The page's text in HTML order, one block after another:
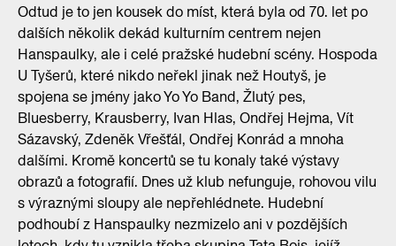
Odtud je to jen kousek do míst, která byla od 70. let po
dalších několik dekád kulturním centrem nejen
Hanspaulky, ale i celé pražské hudební scény. Hospoda
U Tyšerů, které nikdo neřekl jinak než Houtyš, je
spojena se jmény jako Yo Yo Band, Žlutý pes,
Bluesberry, Krausberry, Ivan Hlas, Ondřej Hejma, Vít
Sázavský, Zdeněk Vřešťál, Ondřej Konrád a mnoha
dalšími. Kromě koncertů se tu konaly také výstavy
obrazů a fotografií. Dnes už klub nefunguje, rohovou vilu
s výraznými sloupy ale nepřehlédnete. Hudební
podhoubí z Hanspaulky nezmizelo ani v pozdějších